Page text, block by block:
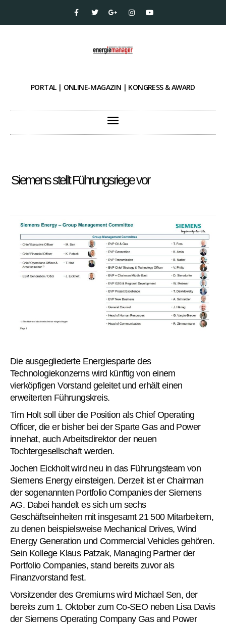
PORTAL | ONLINE-MAGAZIN | KONGRESS & AWARD
Siemens stellt Führungsriege vor
Die ausgegliederte Energiesparte des
Technologiekonzerns wird künftig von einem
vierköpfigen Vorstand geleitet und erhält einen
erweiterten Führungskreis.
Tim Holt soll über die Position als Chief Operating
Officer, die er bisher bei der Sparte Gas and Power
innehat, auch Arbeitsdirektor der neuen
Tochtergesellschaft werden.
Jochen Eickholt wird neu in das Führungsteam von
Siemens Energy einsteigen. Derzeit ist er Chairman
der sogenannten Portfolio Companies der Siemens
AG. Dabei handelt es sich um sechs
Geschäftseinheiten mit insgesamt 21 500 Mitarbeitern,
zu denen beispielsweise Mechanical Drives, Wind
Energy Generation und Commercial Vehicles gehören.
Sein Kollege Klaus Patzak, Managing Partner der
Portfolio Companies, stand bereits zuvor als
Finanzvorstand fest.
Vorsitzender des Gremiums wird Michael Sen, der
bereits zum 1. Oktober zum Co-SEO neben Lisa Davis
der Siemens Operating Company Gas and Power